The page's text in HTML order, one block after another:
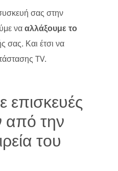
σας στην
νααλλάξουμε το
σας. Και έτσι να
TV.
επισκευές
από την
του